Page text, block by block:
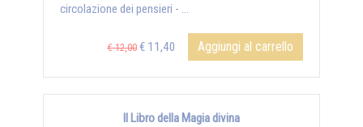
circolazione dei pensieri - ...
€ 12,00 € 11,40 Aggiungi al carrello
Il Libro della Magia divina